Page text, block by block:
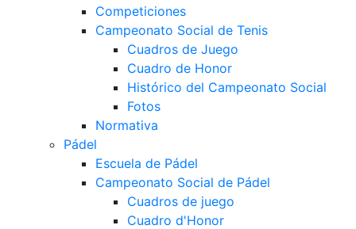
Competiciones
Campeonato Social de Tenis
Cuadros de Juego
Cuadro de Honor
Histórico del Campeonato Social
Fotos
Normativa
Pádel
Escuela de Pádel
Campeonato Social de Pádel
Cuadros de juego
Cuadro d'Honor